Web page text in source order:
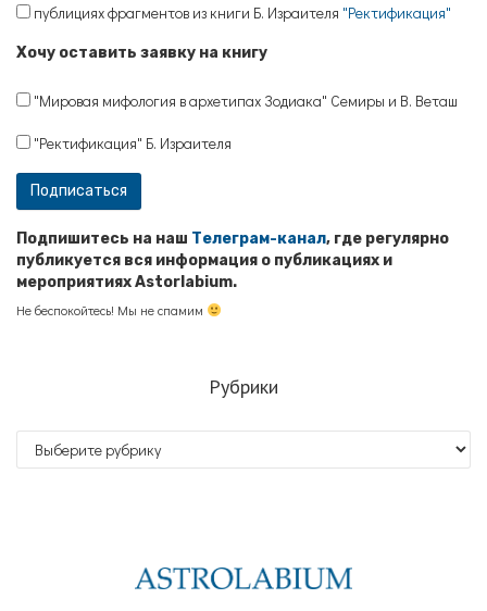
публициях фрагментов из книги Б. Израителя "Ректификация"
Хочу оставить заявку на книгу
"Мировая мифология в архетипах Зодиака" Семиры и В. Веташ
"Ректификация" Б. Израителя
Подпишитесь на наш Телеграм-канал, где регулярно
публикуется вся информация о публикациях и
мероприятиях Astorlabium.
Не беспокойтесь! Мы не спамим
Рубрики
Рубрики